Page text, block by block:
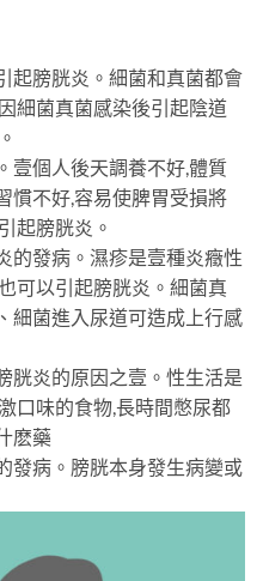
膀胱炎。細菌和真菌都會
細菌真菌感染後引起陰道
個人後天調養不好,體質
慣不好,容易使脾胃受損將
起膀胱炎。
發病。濕疹是壹種炎癥性
可以引起膀胱炎。細菌真
細菌進入尿道可造成上行感
炎的原因之壹。性生活是
口味的食物,長時間憋尿都
麽藥
病。膀胱本身發生病變或